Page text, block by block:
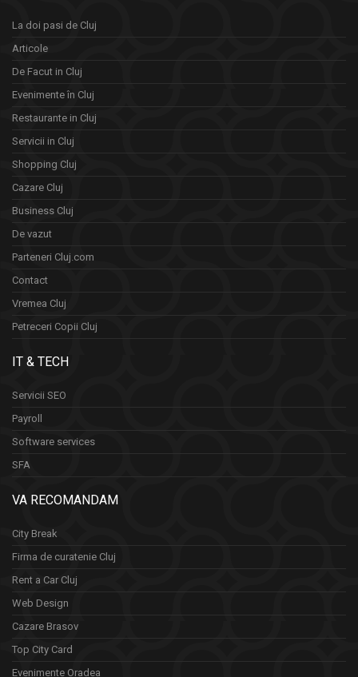
La doi pasi de Cluj
Articole
De Facut in Cluj
Evenimente în Cluj
Restaurante in Cluj
Servicii in Cluj
Shopping Cluj
Cazare Cluj
Business Cluj
De vazut
Parteneri Cluj.com
Contact
Vremea Cluj
Petreceri Copii Cluj
IT & TECH
Servicii SEO
Payroll
Software services
SFA
VA RECOMANDAM
City Break
Firma de curatenie Cluj
Rent a Car Cluj
Web Design
Cazare Brasov
Top City Card
Evenimente Oradea